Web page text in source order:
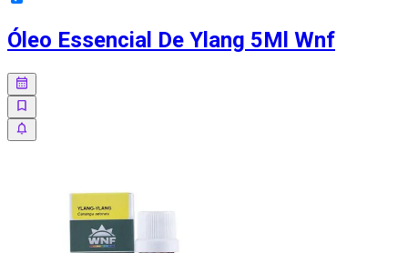
Óleo Essencial De Ylang 5Ml Wnf